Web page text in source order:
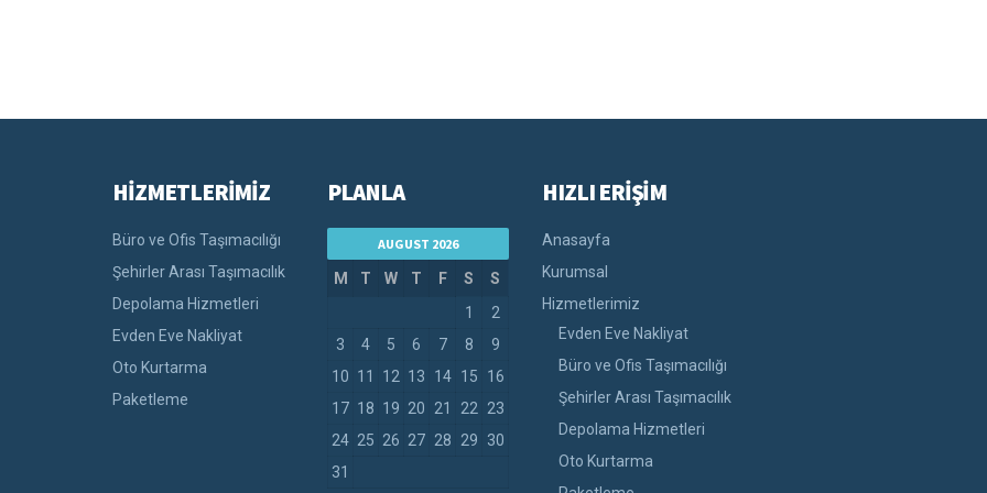
HİZMETLERİMİZ
Büro ve Ofis Taşımacılığı
Şehirler Arası Taşımacılık
Depolama Hizmetleri
Evden Eve Nakliyat
Oto Kurtarma
Paketleme
PLANLA
AUGUST 2026
M T W T F S
S
1
2
3
4 5 6 7 8
9
10 11 12 13 14 15
16
17 18 19 20 21 22
23
24 25 26 27 28 29
30
31
HIZLI ERİŞİM
Anasayfa
Kurumsal
Hizmetlerimiz
Evden Eve Nakliyat
Büro ve Ofis Taşımacılığı
Şehirler Arası Taşımacılık
Depolama Hizmetleri
Oto Kurtarma